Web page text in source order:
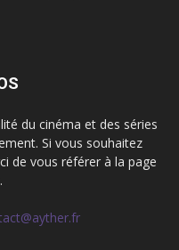
du cinéma et des séries
Si vous souhaitez
de vous référer à la page